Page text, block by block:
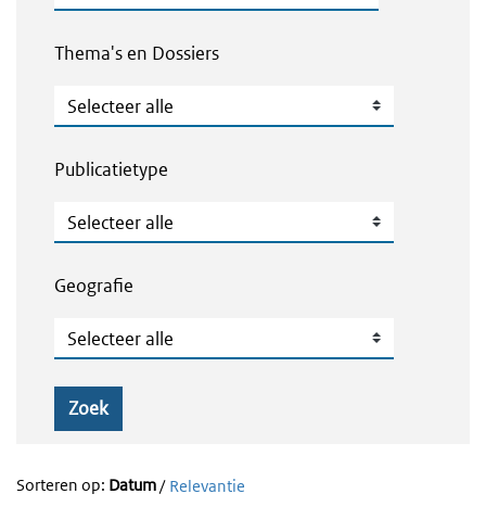
Thema's en Dossiers
Thema's en Dossiers
Publicatietype
Publicatietype
Geografie
Geografie
Zoek
Sorteren op: Datum/ Relevantie